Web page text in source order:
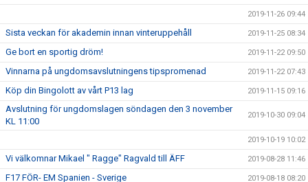
2019-11-26 09:44
Sista veckan för akademin innan vinteruppehåll 2019-11-25 08:34
Ge bort en sportig dröm! 2019-11-22 09:50
Vinnarna på ungdomsavslutningens tipspromenad 2019-11-22 07:43
Köp din Bingolott av vårt P13 lag 2019-11-15 09:16
Avslutning för ungdomslagen söndagen den 3 november
KL 11:00
2019-10-30 09:04
2019-10-19 10:02
Vi välkomnar Mikael " Ragge" Ragvald till ÄFF 2019-08-28 11:46
F17 FÖR- EM Spanien - Sverige 2019-08-18 08:20